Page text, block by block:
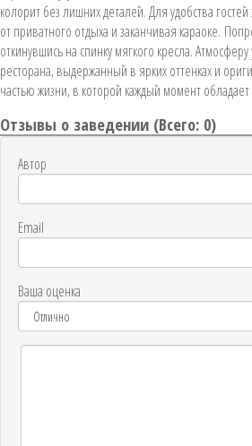
колорит без лишних деталей. Для удобства
от приватного отдыха и заканчивая караоке.
откинувшись на спинку мягкого кресла.
ресторана, выдержанный в ярких оттенках и
частью жизни, в которой каждый момент
Отзывы о заведении (Всего: 0)
Автор
Email
Ваша оценка